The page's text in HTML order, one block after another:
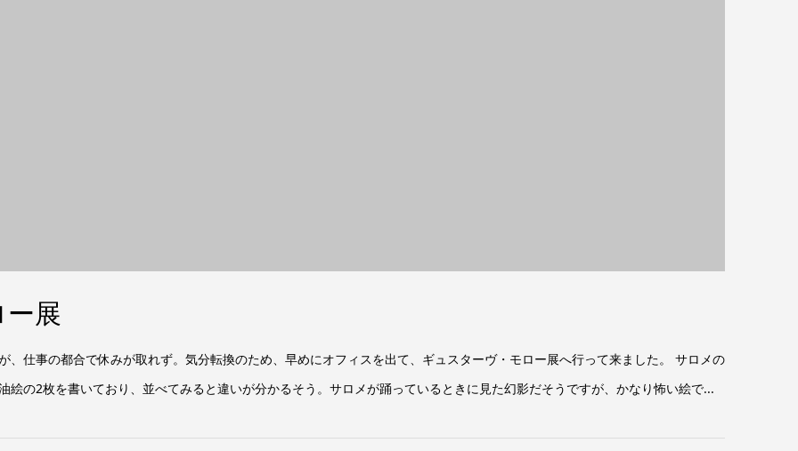
展
、仕事の都合で休みが取れず。気分転換のため、早めにオフィスを出て、ギュスターヴ・モロー展へ行って来ました。 サロメの
絵の2枚を書いており、並べてみると違いが分かるそう。サロメが踊っているときに見た幻影だそうですが、かなり怖い絵で...